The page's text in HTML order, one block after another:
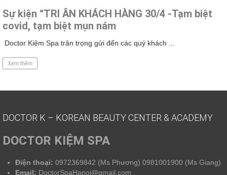
Sự kiện “TRI ÂN KHÁCH HÀNG 30/4 -Tạm biệt
covid, tạm biệt mụn nám
Doctor Kiệm Spa trân trọng gửi đến các quý khách ...
Xem thêm
DOCTOR K – KOREAN BEAUTY CENTER & ACADEMY
DOCTOR KIỆM SPA
Điện thoại: 0972369842 (Ms Phương) 0981001900 (Ms Giang)
Email: DoctorSpaHanoi@gmail.com